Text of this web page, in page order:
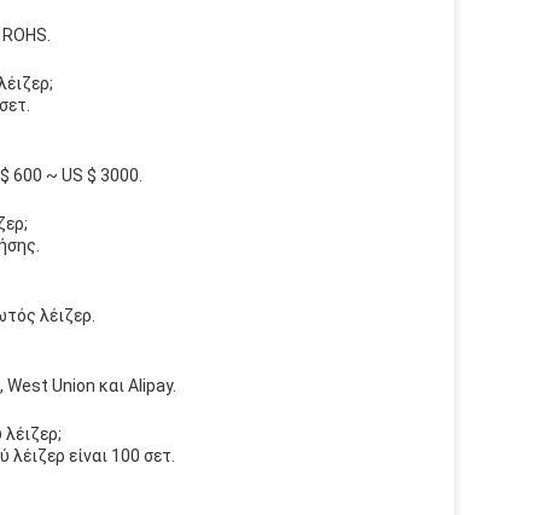
600 ~ US $ 3000.
λέιζερ.
Union και Alipay.
είναι 100 σετ.